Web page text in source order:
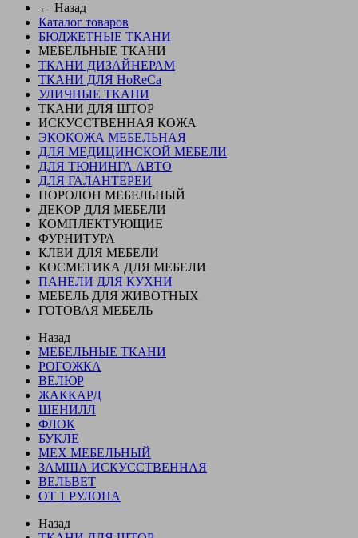
← Назад
Каталог товаров
БЮДЖЕТНЫЕ ТКАНИ
МЕБЕЛЬНЫЕ ТКАНИ
ТКАНИ ДИЗАЙНЕРАМ
ТКАНИ ДЛЯ HoReCa
УЛИЧНЫЕ ТКАНИ
ТКАНИ ДЛЯ ШТОР
ИСКУССТВЕННАЯ КОЖА
ЭКОКОЖА МЕБЕЛЬНАЯ
ДЛЯ МЕДИЦИНСКОЙ МЕБЕЛИ
ДЛЯ ТЮНИНГА АВТО
ДЛЯ ГАЛАНТЕРЕИ
ПОРОЛОН МЕБЕЛЬНЫЙ
ДЕКОР ДЛЯ МЕБЕЛИ
КОМПЛЕКТУЮЩИЕ
ФУРНИТУРА
КЛЕИ ДЛЯ МЕБЕЛИ
КОСМЕТИКА ДЛЯ МЕБЕЛИ
ПАНЕЛИ ДЛЯ КУХНИ
МЕБЕЛЬ ДЛЯ ЖИВОТНЫХ
ГОТОВАЯ МЕБЕЛЬ
Назад
МЕБЕЛЬНЫЕ ТКАНИ
РОГОЖКА
ВЕЛЮР
ЖАККАРД
ШЕНИЛЛ
ФЛОК
БУКЛЕ
МЕХ МЕБЕЛЬНЫЙ
ЗАМША ИСКУССТВЕННАЯ
ВЕЛЬВЕТ
ОТ 1 РУЛОНА
Назад